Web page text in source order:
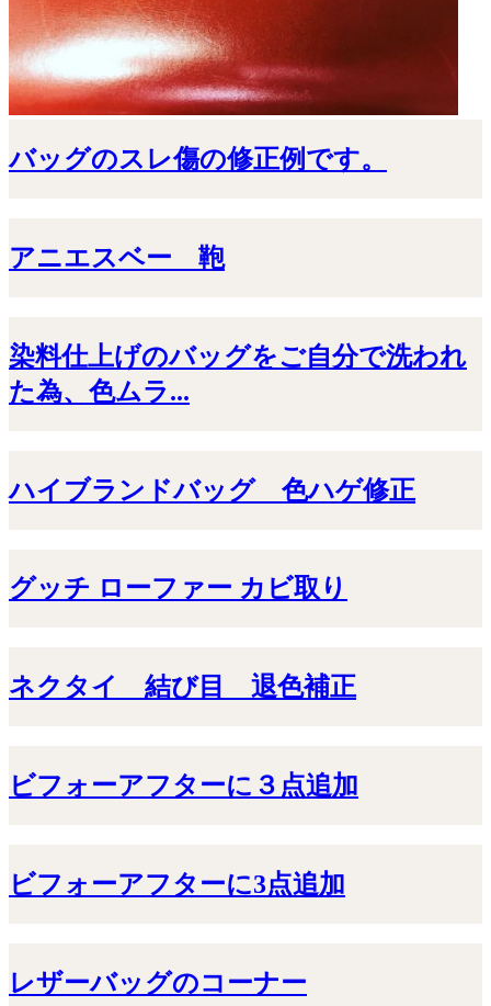
バッグのスレ傷の修正例です。
アニエスベー 鞄
染料仕上げのバッグをご自分で洗われ
た為、色ムラ...
ハイブランドバッグ 色ハゲ修正
グッチ ローファー カビ取り
ネクタイ 結び目 退色補正
ビフォーアフターに３点追加
ビフォーアフターに3点追加
レザーバッグのコーナー